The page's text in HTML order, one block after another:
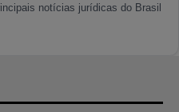
notícias jurídicas do Brasil